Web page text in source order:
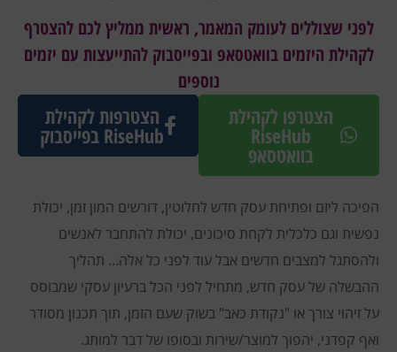
לפני שצוללים לעומק המאמר, ראשית ממליץ לכם להצטרף
לקהילת היזמים בוואטסאפ ובפייסבוק להתייעצות עם יזמים
נוספים
הצטרפו לקהילת
RiseHub
בוואטסאפ
הצטרפות לקהילת
RiseHub בפייסבוק
הפיכה ליזם ופתיחת עסק חדש לחלוטין, דורשים המון זמן, יכולת
נפשית וגם כלכלית לקחת סיכונים, יכולת להתחבר לאנשים
ולהסתגל למצבים חדשים אבל עוד לפני כל אלה… תהליך
ההבשלה של עסק חדש, מתחיל לפני הכל ברעיון עסקי שמבוסס
על זיהוי צורך או "נקודת כאב" בשוק שעם הזמן, תוך תכנון מסודר
ואף קפדני, יהפוך למוצר/שירות ובסופו של דבר למותג.